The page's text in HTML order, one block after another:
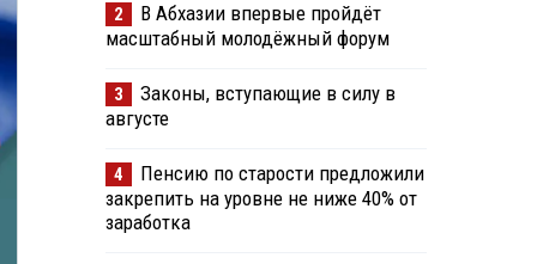
2
В Абхазии впервые пройдёт
масштабный молодёжный форум
3
Законы, вступающие в силу в
августе
4
Пенсию по старости предложили
закрепить на уровне не ниже 40% от
заработка